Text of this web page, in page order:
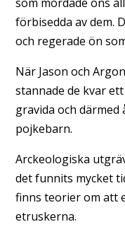
förbisedda av dem.
och regerade ön
När Jason och
stannade de kvar
gravida och
pojkebarn.
Arckeologiska
det funnits mycket
finns teorier om att
etruskerna.